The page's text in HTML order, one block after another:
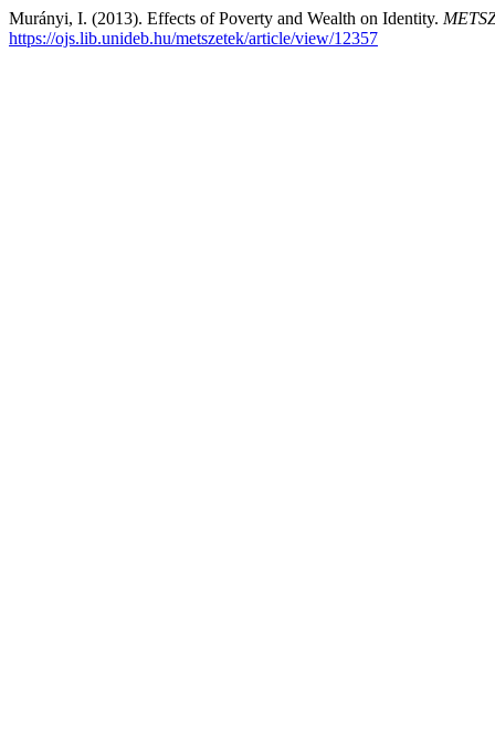
Murányi, I. (2013). Effects of Poverty and Wealth on Identity.
https://ojs.lib.unideb.hu/metszetek/article/view/12357